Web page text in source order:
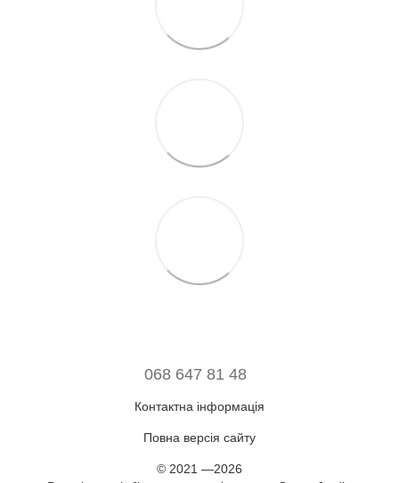
068 647 81 48
Контактна інформація
Повна версія сайту
© 2021 —2026